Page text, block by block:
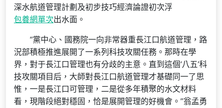
深水航道管理計劃及初步技巧經濟論證初次浮
包養網單次出水面。
“黨中心、國務院一向非常器重長江口航道管理，路
況部積極推進展開了一系列科技攻關任務。那時在學
界，對于長江口管理也有分歧的主意。直到這個‘八五’科
技攻關項目后，大師對長江口航道管理才基礎同一了思
惟，一是長江口可管理，二是從多年積聚的水文材料
看，現階段絕對穩固，恰是展開管理的好機會。”翁孟勇